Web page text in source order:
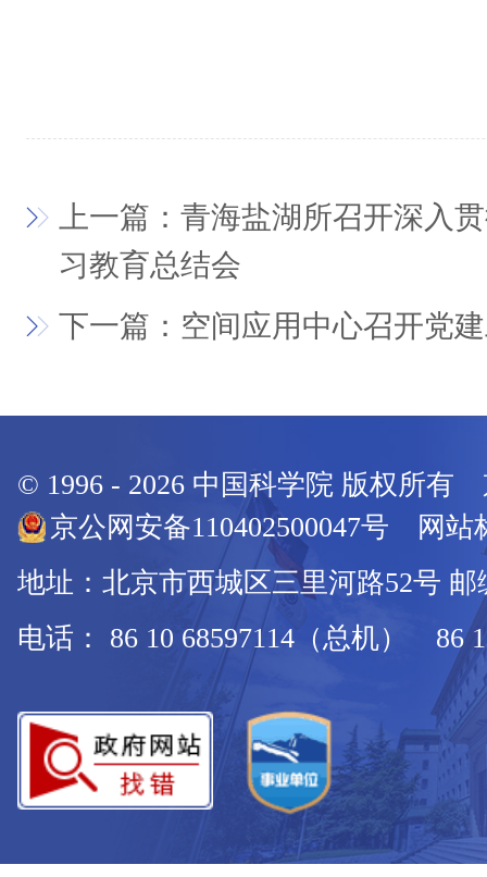
上一篇：青海盐湖所召开深入
习教育总结会
下一篇：空间应用中心召开党
© 1996 - 2026 中国科学院 版权所有
京公网安备110402500047号 网站
地址：北京市西城区三里河路52号 邮
电话： 86 10 68597114（总机） 86